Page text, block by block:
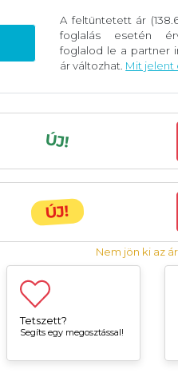
A feltüntetett ár
foglalás esetén
foglalod le a partner
ár változhat. Mit jelent
ÚJ!
ÚJ!
Nem jön ki az
Tetszett?
Segíts egy megosztással!